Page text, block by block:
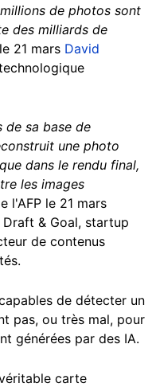
de photos sont
des milliards de
21 mars David
de sa base de
une photo
dans le rendu final,
les images
l'AFP le 21 mars
& Goal, startup
de contenus
de détecter un
pas, ou très mal, pour
générées par des IA.
carte